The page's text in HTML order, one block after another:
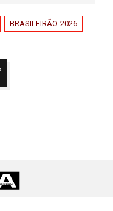
BRASILEIRÃO-2026